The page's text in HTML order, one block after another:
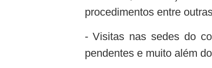
procedimentos entre
- Visitas nas sedes do
pendentes e muito além